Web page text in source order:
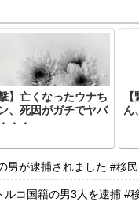
】亡くなったウナち
、死因がガチでヤバ
・・
ん
男が逮捕されました #移
コ国籍の男3人を逮捕 #